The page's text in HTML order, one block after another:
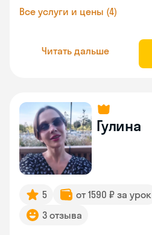
Все услуги и цены (4)
Читать дальше
Гулина
5 от 1590 ₽ за урок
3 отзыва